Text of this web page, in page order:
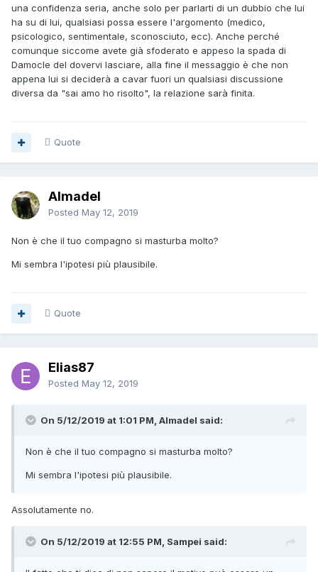
una confidenza seria, anche solo per parlarti di un dubbio che lui
ha su di lui, qualsiasi possa essere l'argomento (medico,
psicologico, sentimentale, sconosciuto, ecc). Anche perché
comunque siccome avete già sfoderato e appeso la spada di
Damocle del dovervi lasciare, alla fine il messaggio è che non
appena lui si deciderà a cavar fuori un qualsiasi discussione
diversa da "sai amo ho risolto", la relazione sarà finita.
Quote
Almadel
Posted May 12, 2019
Non è che il tuo compagno si masturba molto?
Mi sembra l'ipotesi più plausibile.
Quote
Elias87
Posted May 12, 2019
On 5/12/2019 at 1:01 PM, Almadel said:
Non è che il tuo compagno si masturba molto?
Mi sembra l'ipotesi più plausibile.
Assolutamente no.
On 5/12/2019 at 12:55 PM, Sampei said: